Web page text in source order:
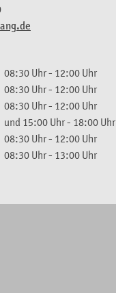
08:30 Uhr- 12:00 Uhr
08:30 Uhr- 12:00 Uhr
08:30 Uhr- 12:00 Uhr
und 15:00 Uhr- 18:00 Uhr
08:30 Uhr- 12:00 Uhr
08:30 Uhr- 13:00 Uhr